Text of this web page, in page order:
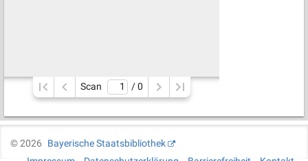
Scan / 0
©2026
Bayerische Staatsbibliothek